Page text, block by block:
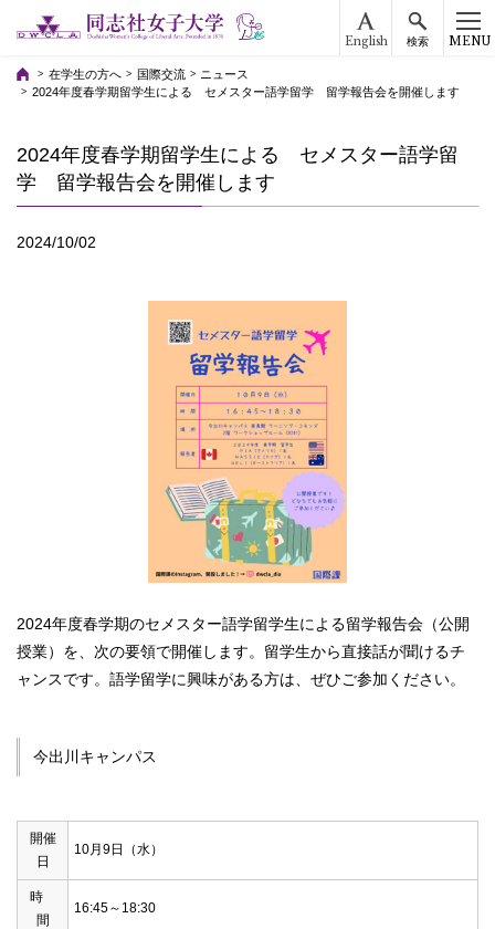
English 検索 MENU
在学生の方へ 国際交流
ニュース
2024年度春学期留学生による セメスター語学留学 留学報告会を開催します
2024年度春学期留学生による セメスター語学留
学 留学報告会を開催します
2024/10/02
2024年度春学期のセメスター語学留学生による留学報告会（公開
授業）を、次の要領で開催します。留学生から直接話が聞けるチ
ャンスです。語学留学に興味がある方は、ぜひご参加ください。
今出川キャンパス
開催
日
10月9日（水）
時
間
16:45～18:30